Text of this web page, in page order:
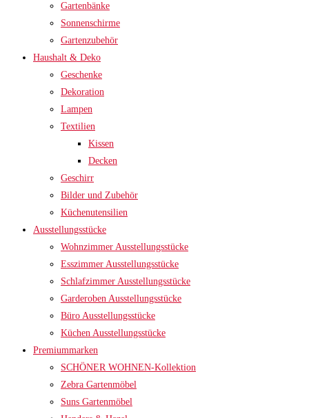
Gartenbänke
Sonnenschirme
Gartenzubehör
Haushalt & Deko
Geschenke
Dekoration
Lampen
Textilien
Kissen
Decken
Geschirr
Bilder und Zubehör
Küchenutensilien
Ausstellungsstücke
Wohnzimmer Ausstellungsstücke
Esszimmer Ausstellungsstücke
Schlafzimmer Ausstellungsstücke
Garderoben Ausstellungsstücke
Büro Ausstellungsstücke
Küchen Ausstellungsstücke
Premiummarken
SCHÖNER WOHNEN-Kollektion
Zebra Gartenmöbel
Suns Gartenmöbel